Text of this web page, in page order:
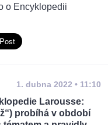
1. dubna 2022 • 11:10
Larousse:
probíhá v období